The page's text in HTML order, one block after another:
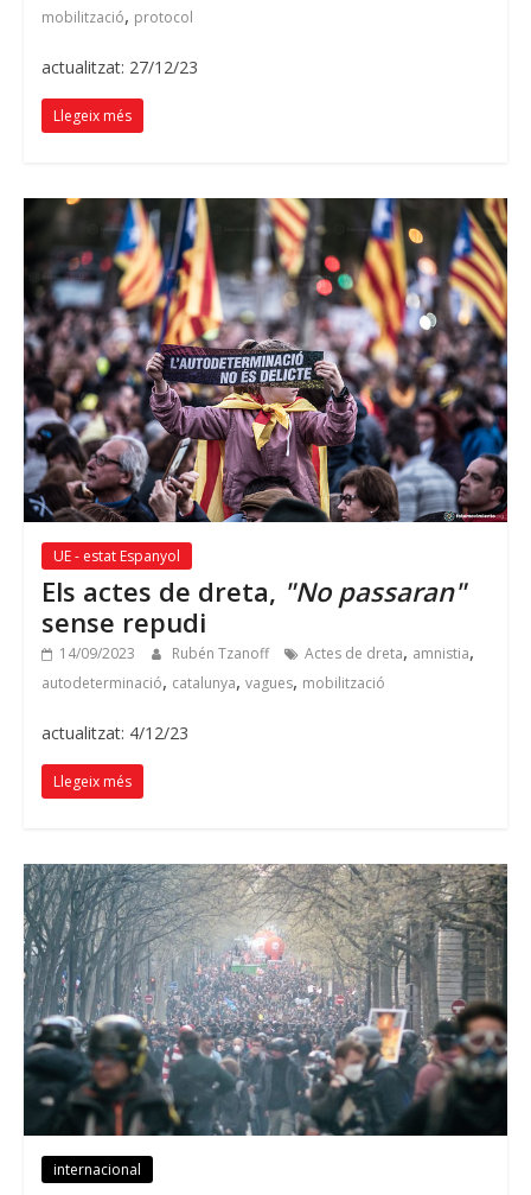
mobilització, protocol
actualitzat: 27/12/23
Llegeix més
UE - estat Espanyol
Els actes de dreta, "No passaran"
sense repudi
14/09/2023 Rubén Tzanoff Actes de dreta, amnistia,
autodeterminació, catalunya, vagues, mobilització
actualitzat: 4/12/23
Llegeix més
internacional